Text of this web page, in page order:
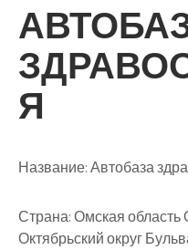
Я
Название:Автобаза
Страна:Омская область
Октябрьский округ